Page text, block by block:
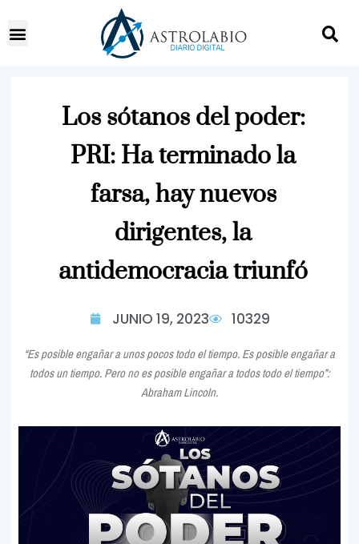
Los sótanos del poder:
PRI: Ha terminado la
farsa, hay nuevos
dirigentes, la
antidemocracia triunfó
JUNIO 19, 2023 10329
“Es posible engañar a unos pocos todo el tiempo. Es posible engañar a
todos un tiempo. Pero no es posible engañar a todos todo el tiempo”:
Abraham Lincoln.